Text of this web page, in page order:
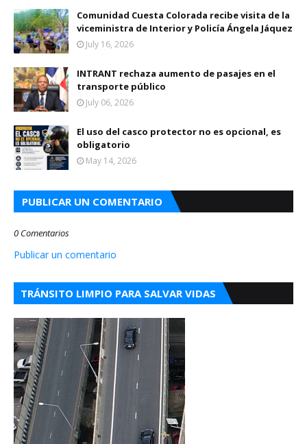
Comunidad Cuesta Colorada recibe visita de la
viceministra de Interior y Policía Ángela Jáquez
July 16, 2026
INTRANT rechaza aumento de pasajes en el
transporte público
July 06, 2026
El uso del casco protector no es opcional, es
obligatorio
May 14, 2026
PUBLICAR UN COMENTARIO
0 Comentarios
Publicar un comentario
TRÁNSITO LIMPIO PARA SALVAR VIDAS